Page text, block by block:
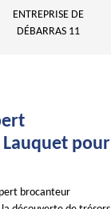
ENTREPRISE DE
DÉBARRAS 11
pour
brocanteur